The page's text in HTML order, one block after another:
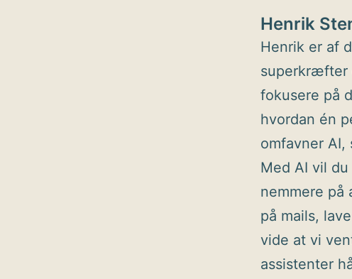
Henrik
Henrik er af
superkræfter
fokusere på
hvordan én
omfavner AI,
Med AI vil
nemmere på
på mails,
vide at vi
assistenter